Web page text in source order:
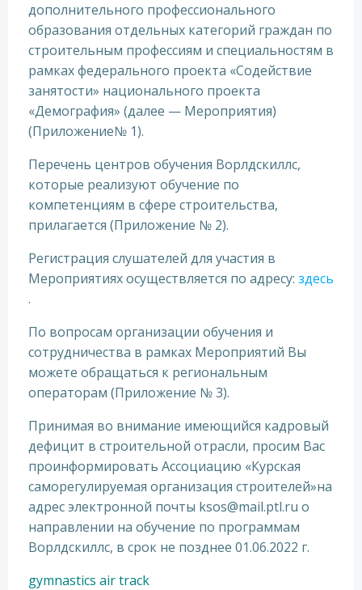
дополнительного профессионального
образования отдельных категорий граждан по
строительным профессиям и специальностям в
рамках федерального проекта «Содействие
занятости» национального проекта
«Демография» (далее — Мероприятия)
(Приложение№ 1).
Перечень центров обучения Ворлдскиллс,
которые реализуют обучение по
компетенциям в сфере строительства,
прилагается (Приложение № 2).
Регистрация слушателей для участия в
Мероприятиях осуществляется по адресу: здесь
.
По вопросам организации обучения и
сотрудничества в рамках Мероприятий Вы
можете обращаться к региональным
операторам (Приложение № 3).
Принимая во внимание имеющийся кадровый
дефицит в строительной отрасли, просим Вас
проинформировать Ассоциацию «Курская
саморегулируемая организация строителей»на
адрес электронной почты ksos@mail.ptl.ru о
направлении на обучение по программам
Ворлдскиллс, в срок не позднее 01.06.2022 г.
gymnastics air track